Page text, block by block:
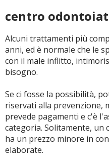
centro
Alcuni trattamenti più
anni, ed è normale che le
con il male inflitto,
bisogno.
Se ci fosse la possibilità,
riservati alla prevenzione,
prevede pagamenti e c'è
categoria. Solitamente, un
ha un prezzo minore in
elaborate.